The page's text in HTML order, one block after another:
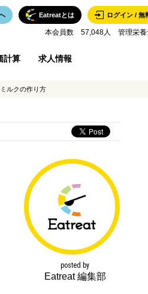
ログイン / 無
Eatreatとは
本会員数 57,048人 管理栄
計算 求人情報
ルクの作り方
posted by
Eatreat 編集部